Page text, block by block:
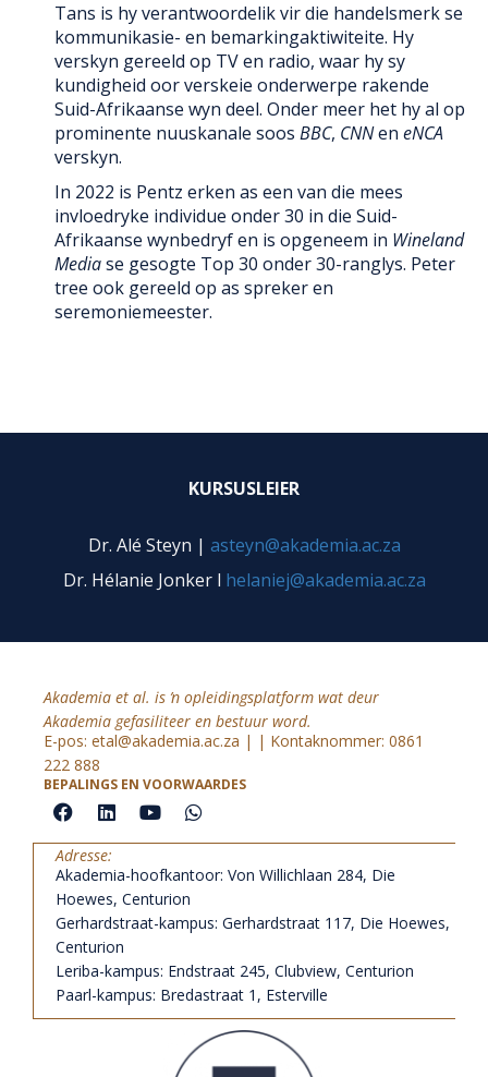
Tans is hy verantwoordelik vir die handelsmerk se
kommunikasie- en bemarkingaktiwiteite. Hy
verskyn gereeld op TV en radio, waar hy sy
kundigheid oor verskeie onderwerpe rakende
Suid-Afrikaanse wyn deel. Onder meer het hy al op
prominente nuuskanale soos BBC, CNNen eNCA
verskyn.
In 2022 is Pentz erken as een van die mees
invloedryke individue onder 30 in die Suid-
Afrikaanse wynbedryf en is opgeneem in Wineland
Mediase gesogte Top 30 onder 30-ranglys. Peter
tree ook gereeld op as spreker en
seremoniemeester.
KURSUSLEIER
Dr. Alé Steyn | asteyn@akademia.ac.za
Dr. Hélanie Jonker l helaniej@akademia.ac.za
Akademia et al. is ŉ opleidingsplatform wat deur
Akademia gefasiliteer en bestuur word.
E-pos: etal@akademia.ac.za | | Kontaknommer: 0861
222 888
BEPALINGS EN VOORWAARDES
F
a
c
e
b
o
o
k
L
i
n
k
e
d
i
n
Y
o
u
u
b
e
W
h
a
s
p
Adresse:
Akademia-hoofkantoor: Von Willichlaan 284, Die
Hoewes, Centurion
Gerhardstraat-kampus: Gerhardstraat 117, Die Hoewes,
Centurion
Leriba-kampus: Endstraat 245, Clubview, Centurion
Paarl-kampus: Bredastraat 1, Esterville